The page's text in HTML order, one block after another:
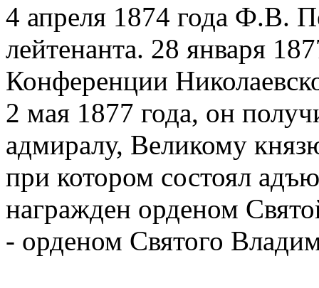
4 апреля 1874 года Ф.В.
лейтенанта. 28 января
Конференции
2 мая 1877 года, он
адмиралу, Великому
при котором состоял
награжден орденом
- орденом Святого